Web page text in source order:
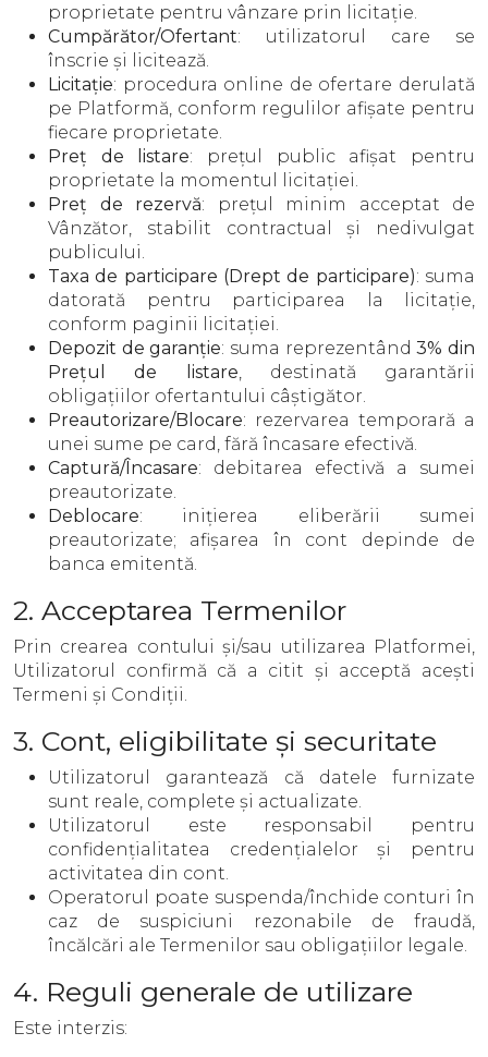
proprietate pentru vânzare prin licitație.
Cumpărător/Ofertant: utilizatorul care se
înscrie și licitează.
Licitație: procedura online de ofertare derulată
pe Platformă, conform regulilor afișate pentru
fiecare proprietate.
Preț de listare: prețul public afișat pentru
proprietate la momentul licitației.
Preț de rezervă: prețul minim acceptat de
Vânzător, stabilit contractual și nedivulgat
publicului.
Taxa de participare (Drept de participare): suma
datorată pentru participarea la licitație,
conform paginii licitației.
Depozit de garanție: suma reprezentând3% din
Prețul de listare , destinată garantării
obligațiilor ofertantului câștigător.
Preautorizare/Blocare: rezervarea temporară a
unei sume pe card, fără încasare efectivă.
Captură/Încasare: debitarea efectivă a sumei
preautorizate.
Deblocare: inițierea eliberării sumei
preautorizate; afișarea în cont depinde de
banca emitentă.
2. Acceptarea Termenilor
Prin crearea contului și/sau utilizarea Platformei,
Utilizatorul confirmă că a citit și acceptă acești
Termeni și Condiții.
3. Cont, eligibilitate și securitate
Utilizatorul garantează că datele furnizate
sunt reale, complete și actualizate.
Utilizatorul este responsabil pentru
confidențialitatea credențialelor și pentru
activitatea din cont.
Operatorul poate suspenda/închide conturi în
caz de suspiciuni rezonabile de fraudă,
încălcări ale Termenilor sau obligațiilor legale.
4. Reguli generale de utilizare
Este interzis: